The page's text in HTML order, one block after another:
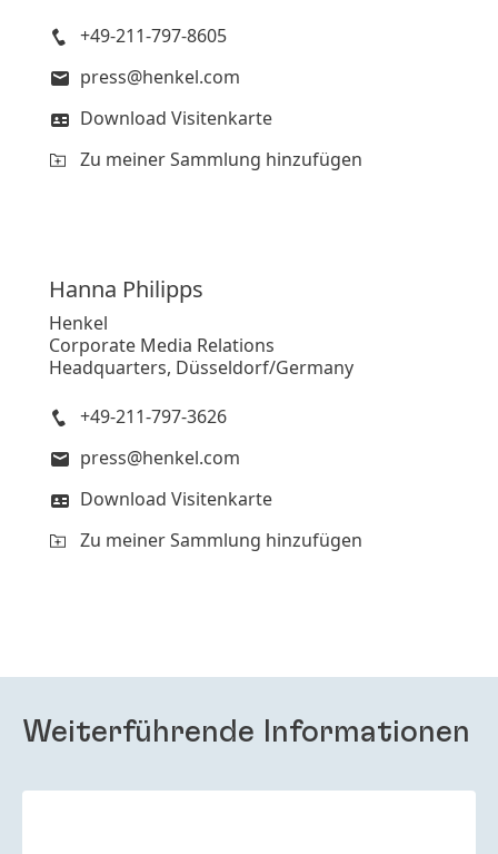
+49-211-797-8605
press@henkel.com
Download Visitenkarte
Zu meiner Sammlung hinzufügen
Hanna Philipps
Henkel
Corporate Media Relations
Headquarters, Düsseldorf/Germany
+49-211-797-3626
press@henkel.com
Download Visitenkarte
Zu meiner Sammlung hinzufügen
Weiterführende Informationen